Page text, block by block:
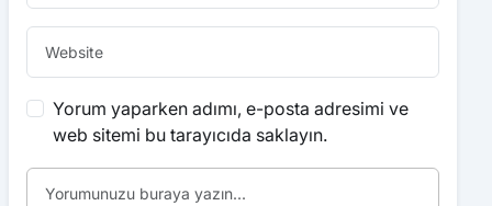
geçirildi
16:00
15:34
HAYAT 112 ACİL MOBİL UYGULAMASI KAMU
14:55